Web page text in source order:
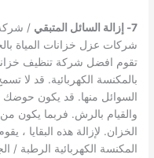
7- إزالة السائل المتبقي
/ شركة
شركات عزل خزانات المياة
تقوم افضل شركة تنظيف خزانات
بالمكنسة الكهربائية. قد لا
السوائل منها. قد يكون حوضك
والقيام بالرش. فربما يكون
الخزان. لإزالة هذه البقايا ،
المكنسة الكهربائية الرطبة /